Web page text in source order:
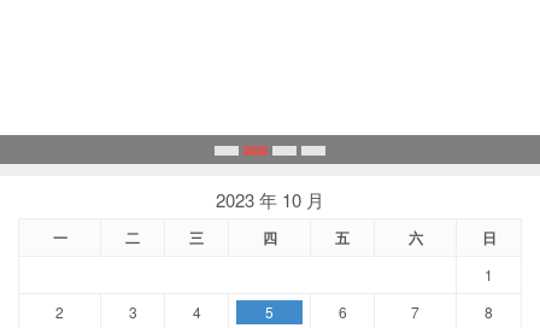
2023 年 10 月
一 二 三 四 五 六 日
1
2
3 4 5 6 7 8